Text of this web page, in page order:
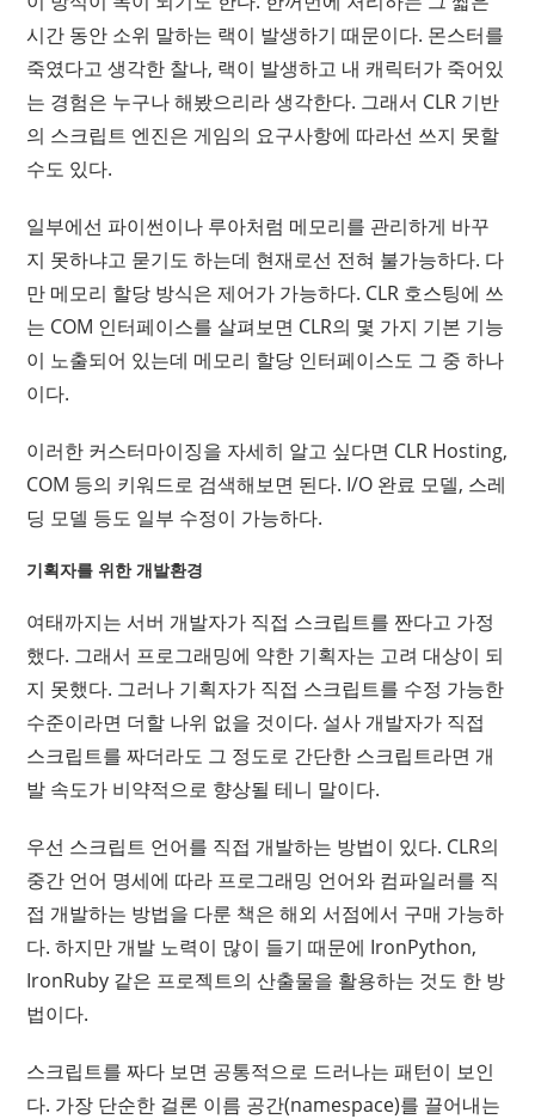
시간 동안 소위 말하는 랙이 발생하기 때문이다. 몬스터를
죽였다고 생각한 찰나, 랙이 발생하고 내 캐릭터가 죽어있
는 경험은 누구나 해봤으리라 생각한다. 그래서 CLR 기반
의 스크립트 엔진은 게임의 요구사항에 따라선 쓰지 못할
수도 있다.
일부에선 파이썬이나 루아처럼 메모리를 관리하게 바꾸
지 못하냐고 묻기도 하는데 현재로선 전혀 불가능하다. 다
만 메모리 할당 방식은 제어가 가능하다. CLR 호스팅에 쓰
는 COM 인터페이스를 살펴보면 CLR의 몇 가지 기본 기능
이 노출되어 있는데 메모리 할당 인터페이스도 그 중 하나
이다.
이러한 커스터마이징을 자세히 알고 싶다면 CLR Hosting,
COM 등의 키워드로 검색해보면 된다. I/O 완료 모델, 스레
딩 모델 등도 일부 수정이 가능하다.
기획자를 위한 개발환경
여태까지는 서버 개발자가 직접 스크립트를 짠다고 가정
했다. 그래서 프로그래밍에 약한 기획자는 고려 대상이 되
지 못했다. 그러나 기획자가 직접 스크립트를 수정 가능한
수준이라면 더할 나위 없을 것이다. 설사 개발자가 직접
스크립트를 짜더라도 그 정도로 간단한 스크립트라면 개
발 속도가 비약적으로 향상될 테니 말이다.
우선 스크립트 언어를 직접 개발하는 방법이 있다. CLR의
중간 언어 명세에 따라 프로그래밍 언어와 컴파일러를 직
접 개발하는 방법을 다룬 책은 해외 서점에서 구매 가능하
다. 하지만 개발 노력이 많이 들기 때문에 IronPython,
IronRuby 같은 프로젝트의 산출물을 활용하는 것도 한 방
법이다.
스크립트를 짜다 보면 공통적으로 드러나는 패턴이 보인
다. 가장 단순한 걸론 이름 공간(namespace)를 끌어내는